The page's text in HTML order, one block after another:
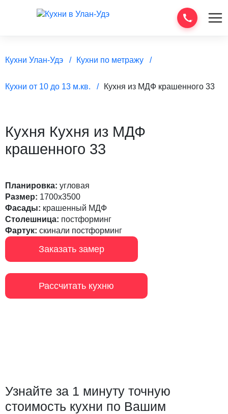
Кухни Улан-Удэ Кухни по метражу
Кухни от 10 до 13 м.кв. Кухня из МДФ крашенного 33
Кухня Кухня из МДФ
крашенного 33
Планировка: угловая
Размер: 1700х3500
Фасады: крашенный МДФ
Столешница: постформинг
Фартук: скинали постформинг
Заказать замер
Рассчитать кухню
Узнайте за 1 минуту точную
стоимость кухни по Вашим